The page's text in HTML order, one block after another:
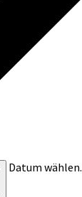
Datum wählen.